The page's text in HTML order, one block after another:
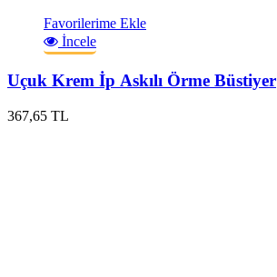
Favorilerime Ekle
İncele
Uçuk Krem İp Askılı Örme Büstiyer
367,65 TL